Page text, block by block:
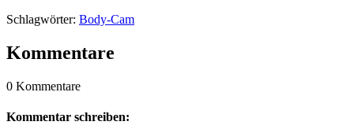
Schlagwörter: Body-Cam
Kommentare
0 Kommentare
Kommentar schreiben: